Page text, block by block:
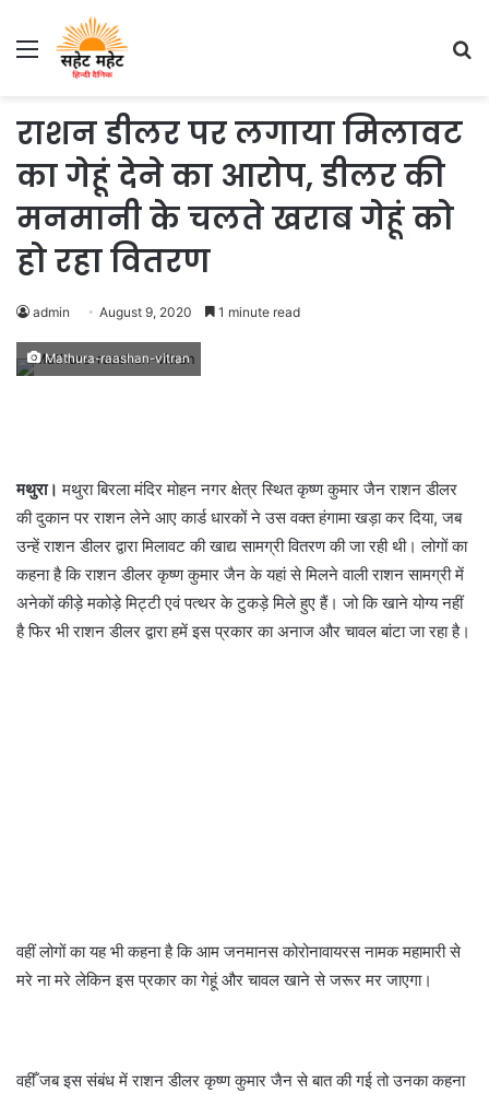
Menu
राशन डीलर पर लगाया मिलावट
का गेहूं देने का आरोप, डीलर की
मनमानी के चलते खराब गेहूं को
हो रहा वितरण
admin August 9, 2020 1 minute read
Mathura-raashan-vitran
मथुरा। मथुरा बिरला मंदिर मोहन नगर क्षेत्र स्थित कृष्ण कुमार जैन राशन डीलर
की दुकान पर राशन लेने आए कार्ड धारकों ने उस वक्त हंगामा खड़ा कर दिया, जब
उन्हें राशन डीलर द्वारा मिलावट की खाद्य सामग्री वितरण की जा रही थी। लोगों का
कहना है कि राशन डीलर कृष्ण कुमार जैन के यहां से मिलने वाली राशन सामग्री में
अनेकों कीड़े मकोड़े मिट्टी एवं पत्थर के टुकड़े मिले हुए हैं। जो कि खाने योग्य नहीं
है फिर भी राशन डीलर द्वारा हमें इस प्रकार का अनाज और चावल बांटा जा रहा है।
वहीं लोगों का यह भी कहना है कि आम जनमानस कोरोनावायरस नामक महामारी से
मरे ना मरे लेकिन इस प्रकार का गेहूं और चावल खाने से जरूर मर जाएगा।
वहीँ जब इस संबंध में राशन डीलर कृष्ण कुमार जैन से बात की गई तो उनका कहना